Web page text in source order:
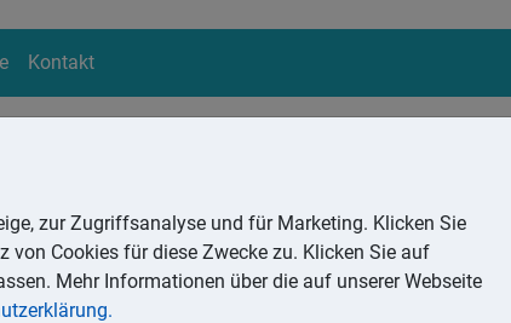
Kontakt
Suchen
zur Zugriffsanalyse und für Marketing. Klicken Sie
von Cookies für diese Zwecke zu. Klicken Sie auf
Mehr Informationen über die auf unserer Webseite